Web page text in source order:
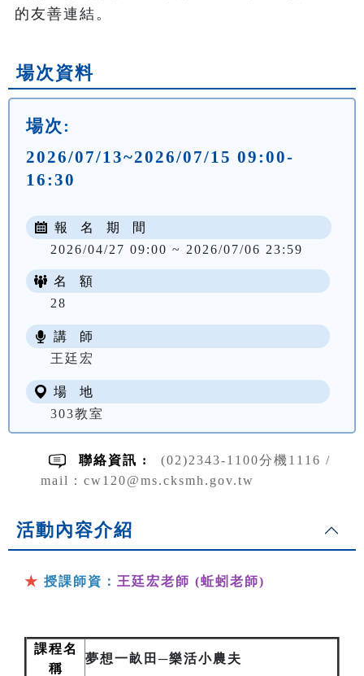
的友善連結。
場次資料
場次:
2026/07/13~2026/07/15 09:00-
16:30
報 名 期 間
2026/04/27 09:00 ~ 2026/07/06 23:59
名 額
28
講 師
王廷宏
場 地
303教室
聯絡資訊 :
(02)2343-1100分機1116 /
mail：cw120@ms.cksmh.gov.tw
活動內容介紹
★ 授課師資： 王廷宏老師 (蚯蚓老師)
課程名
稱
夢想一畝田─樂活小農夫